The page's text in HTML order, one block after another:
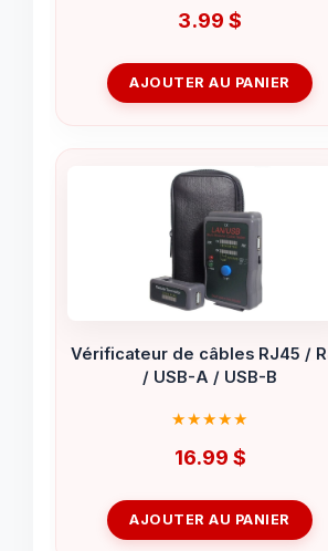
3.99 $
AJOUTER AU PANIER
Vérificateur de câbles RJ45 /
/ USB-A / USB-B
16.99 $
AJOUTER AU PANIER